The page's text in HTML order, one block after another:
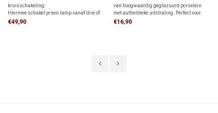
kruisschakeling:
Hiermee schakel je een lamp vanaf drie of
meer schakelaars, in combinatie met twee
€49,90
van hoogwaardig geglazuurd porselein
met authentieke uitstraling. Perfect voor
monumenten, restauratieprojecten en
€16,90